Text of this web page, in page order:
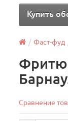
Купить
Фаст-фуд
Сравнение